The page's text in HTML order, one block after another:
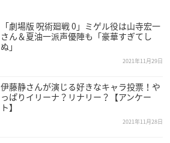
「劇場版 呪術廻戦 0」ミゲル役は山寺宏一
さん＆夏油一派声優陣も「豪華すぎてし
ぬ」
2021年11月29日
伊藤静さんが演じる好きなキャラ投票！や
っぱりイリーナ？リナリー？【アンケー
ト】
2021年11月28日